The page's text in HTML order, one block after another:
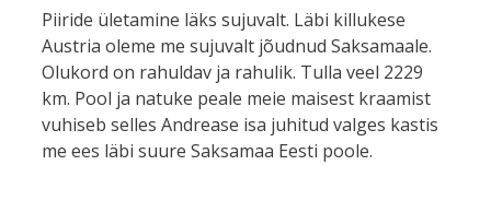
Piiride ületamine läks sujuvalt. Läbi killukese
Austria oleme me sujuvalt jõudnud Saksamaale.
Olukord on rahuldav ja rahulik. Tulla veel 2229
km. Pool ja natuke peale meie maisest kraamist
vuhiseb selles Andrease isa juhitud valges kastis
me ees läbi suure Saksamaa Eesti poole.